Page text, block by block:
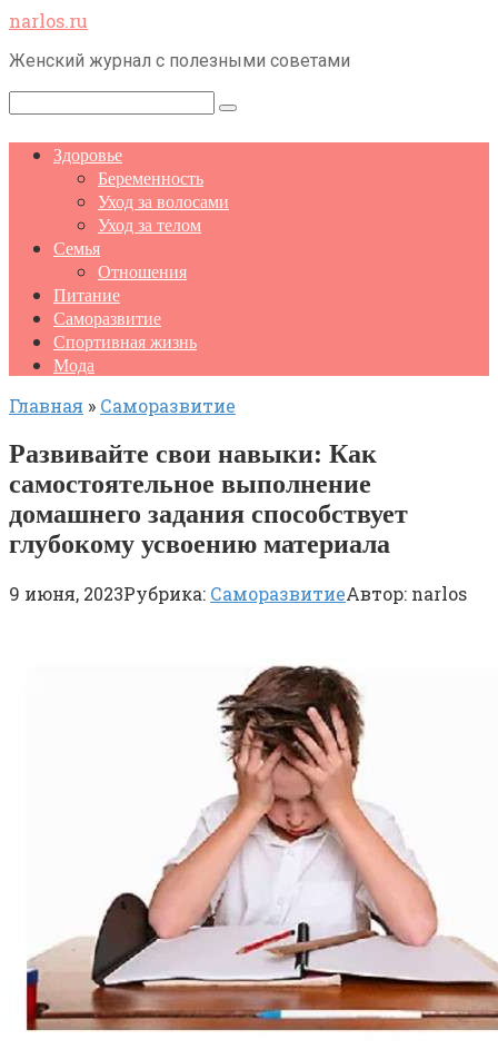
Перейти
контенту
narlos.ru
Женский журнал с полезными советами
Поиск:
Здоровье
Беременность
Уход за волосами
Уход за телом
Семья
Отношения
Питание
Саморазвитие
Спортивная жизнь
Мода
Главная » Саморазвитие
Развивайте свои навыки: Как
самостоятельное выполнение
домашнего задания способствует
глубокому усвоению материала
9 июня, 2023Рубрика: СаморазвитиеАвтор: narlos